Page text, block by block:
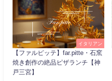
イタリアン
【ファルピッテ】far.pitte・石窯
焼き創作の絶品ピザランチ【神
戸三宮】